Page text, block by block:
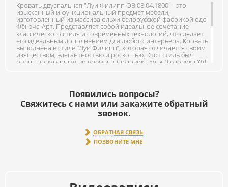
Кровать двуспальная "Луи Филипп ОВ 08.04.1800" - это
изысканный и функциональный предмет мебели,
изготовленный из массива ольхи белорусской фабрикой одо
Фёнэча-Арт. Представляет собой идеальное сочетание
классического стиля и современных технологий, что делает
его идеальным дополнением для любого интерьера. Кровать
выполнена в стиле “Луи Филипп”, которая отличается своим
изяществом, элегантностью и роскошью. Этот стиль был
очень популярным во времена Людовика XV и Людовика XVI,
материалов. В ящиках направляющие изготовлены из дерева,
что придает особой шик данной мебели. Основные цвета
выполнены методом втирания красителя в древесину и
последующим закреплением красителя и покрытия лаком.
Цвета светлой палитры, а именно Белый и Снежно белый
цвет глухой ровный. Хотим обратить ваше внимание, что
фото и цветопередача может различаться от просмотра в
живую. Габаритные размеры: 197 х 80 х 210,5 см. Основание
Появились вопросы?
Свяжитесь с нами или закажите обратный
звонок.
ОБРАТНАЯ СВЯЗЬ
ПОЗВОНИТЕ МНЕ